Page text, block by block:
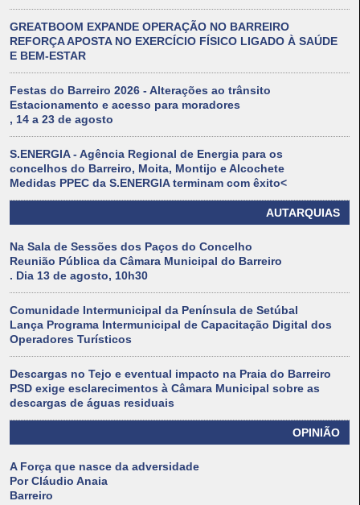
GREATBOOM EXPANDE OPERAÇÃO NO BARREIRO
REFORÇA APOSTA NO EXERCÍCIO FÍSICO LIGADO À SAÚDE
E BEM-ESTAR
Festas do Barreiro 2026 - Alterações ao trânsito
Estacionamento e acesso para moradores
, 14 a 23 de agosto
S.ENERGIA - Agência Regional de Energia para os
concelhos do Barreiro, Moita, Montijo e Alcochete
Medidas PPEC da S.ENERGIA terminam com êxito<
AUTARQUIAS
Na Sala de Sessões dos Paços do Concelho
Reunião Pública da Câmara Municipal do Barreiro
. Dia 13 de agosto, 10h30
Comunidade Intermunicipal da Península de Setúbal
Lança Programa Intermunicipal de Capacitação Digital dos
Operadores Turísticos
Descargas no Tejo e eventual impacto na Praia do Barreiro
PSD exige esclarecimentos à Câmara Municipal sobre as
descargas de águas residuais
OPINIÃO
A Força que nasce da adversidade
Por Cláudio Anaia
Barreiro